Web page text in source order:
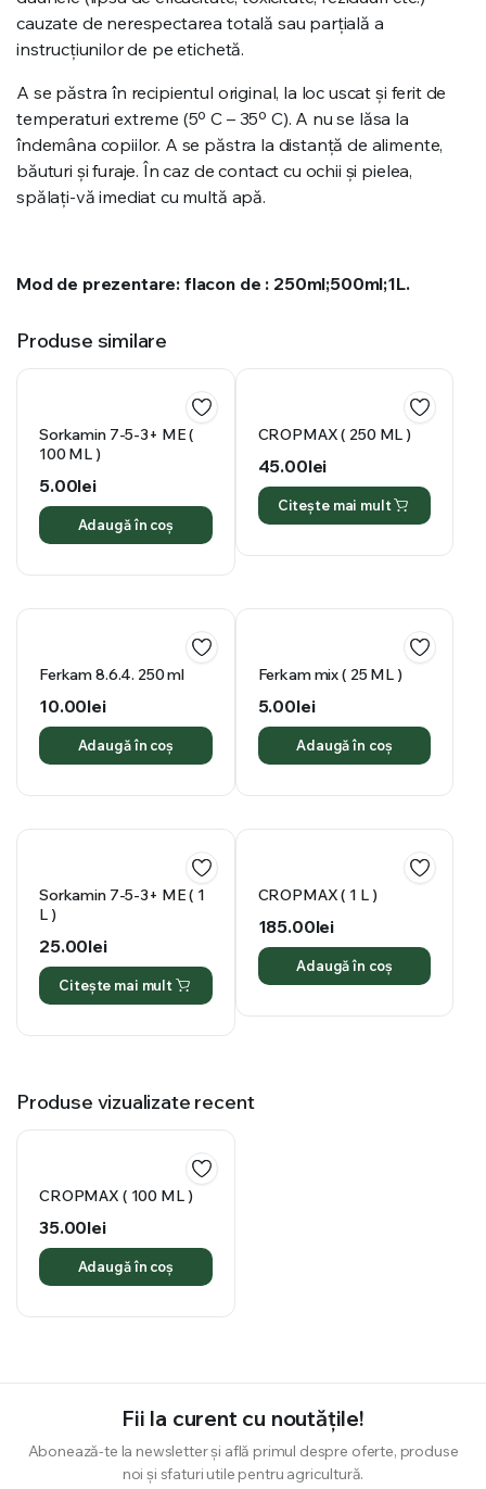
cauzate de nerespectarea totală sau parțială a
instrucțiunilor de pe etichetă.
A se păstra în recipientul original, la loc uscat și ferit de
temperaturi extreme (5º C – 35º C). A nu se lăsa la
îndemâna copiilor. A se păstra la distanță de alimente,
băuturi și furaje. În caz de contact cu ochii și pielea,
spălați-vă imediat cu multă apă.
Mod de prezentare: flacon de : 250ml;500ml;1L.
Produse similare
Sorkamin 7-5-3+ ME (
100 ML )
5.00lei
Adaugă în coș
CROPMAX ( 250 ML )
45.00lei
Citește mai mult
Ferkam 8.6.4. 250 ml
10.00lei
Adaugă în coș
Ferkam mix ( 25 ML )
5.00lei
Adaugă în coș
Sorkamin 7-5-3+ ME ( 1
L )
25.00lei
Citește mai mult
CROPMAX ( 1 L )
185.00lei
Adaugă în coș
Produse vizualizate recent
CROPMAX ( 100 ML )
35.00lei
Adaugă în coș
Fii la curent cu noutățile!
Abonează-te la newsletter și află primul despre oferte, produse
noi și sfaturi utile pentru agricultură.